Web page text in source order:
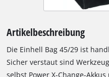
Artikelbeschreibung
Die Einhell Bag 45/29 ist
Sicher verstaut sind
selbst Power X-Change-